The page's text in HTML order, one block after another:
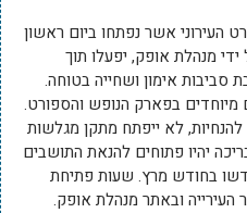
העירוני אשר נפתחו ביום ראשון
ידי מנהלת אופק, יפעלו תוך
סביבות אימון ושחייה בטוחה.
מיוחדים בפארק הנופש והספורט.
לא ייפתח מתקן מגלשות
יהיו פתוחים להנאת התושבים
והחוגים יתחדשו בחודש מרץ. שעות פתיחת
ובאתר מנהלת אופק.